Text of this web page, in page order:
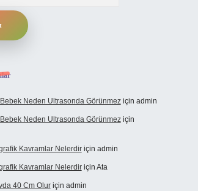
Bebek Neden Ultrasonda Görünmeziçin admin
Bebek Neden Ultrasonda Görünmeziçin
Kavramlar Nelerdiriçin admin
Kavramlar Nelerdiriçin Ata
40 Cm Oluriçin admin